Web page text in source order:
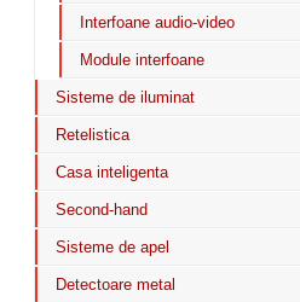
Interfoane audio-video
Module interfoane
Sisteme de iluminat
Retelistica
Casa inteligenta
Second-hand
Sisteme de apel
Detectoare metal